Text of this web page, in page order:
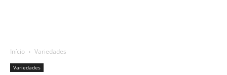
Início Variedades
Variedades